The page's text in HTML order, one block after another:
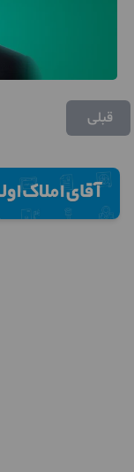
قبلی